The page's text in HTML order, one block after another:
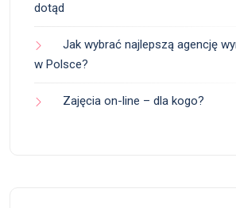
dotąd
Jak wybrać najlepszą agencję
w Polsce?
Zajęcia on-line – dla kogo?